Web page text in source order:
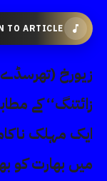
TO ARTICLE
زیورخ (تھرسڈے
زائتنگ‘‘ کے
ایک مہلک
میں بھارت کو